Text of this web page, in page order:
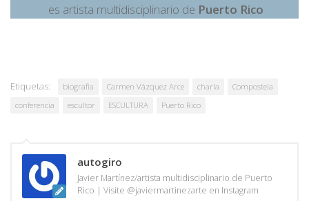
es artista multidisciplinario de Puerto Rico
Etiquetas: biografia Carmen Vázquez Arce charla
Compostela
conferencia
escultor ESCULTURA Puerto Rico
autogiro
Javier Martínez/artista multidisciplinario de Puerto
Rico | Visite @javiermartinezarte en Instagram